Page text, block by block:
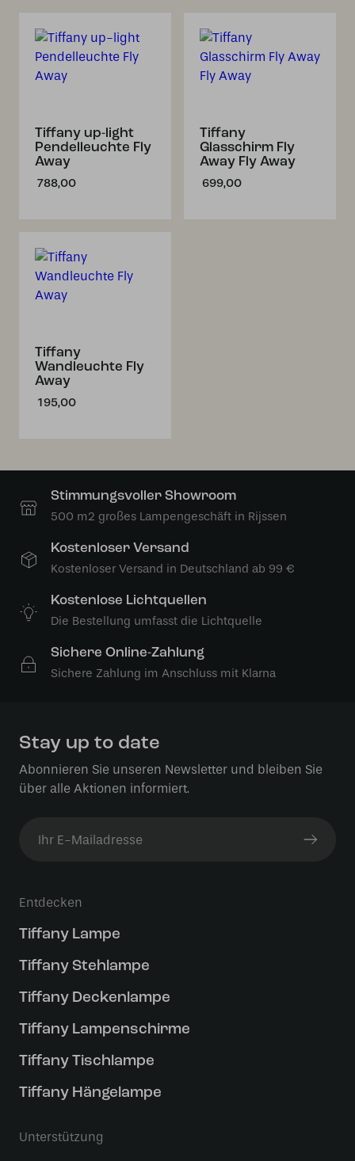
Tiffany up-light
Pendelleuchte Fly
Away
788,00
Tiffany
Glasschirm Fly
Away Fly Away
699,00
Tiffany
Wandleuchte Fly
Away
195,00
Stimmungsvoller Showroom
500 m2 großes Lampengeschäft in Rijssen
Kostenloser Versand
Kostenloser Versand in Deutschland ab 99 €
Kostenlose Lichtquellen
Die Bestellung umfasst die Lichtquelle
Sichere Online-Zahlung
Sichere Zahlung im Anschluss mit Klarna
Stay up to date
Abonnieren Sie unseren Newsletter und bleiben Sie
über alle Aktionen informiert.
Entdecken
Tiffany Lampe
Tiffany Stehlampe
Tiffany Deckenlampe
Tiffany Lampenschirme
Tiffany Tischlampe
Tiffany Hängelampe
Unterstützung